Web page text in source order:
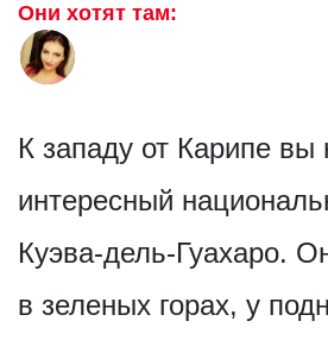
Они хотят там:
К западу от Карипе вы
интересный
Куэва-дель-Гуахаро.
в зеленых горах, у